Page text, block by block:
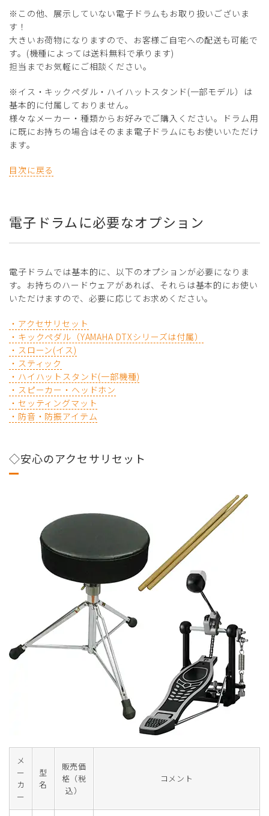
※この他、展示していない電子ドラムもお取り扱いございま
す！
大きいお荷物になりますので、お客様ご自宅への配送も可能で
す。(機種によっては送料無料で承ります)
担当までお気軽にご相談ください。
※イス・キックペダル・ハイハットスタンド(一部モデル）は
基本的に付属しておりません。
様々なメーカー・種類からお好みでご購入ください。ドラム用
に既にお持ちの場合はそのまま電子ドラムにもお使いいただけ
ます。
目次に戻る
電子ドラムに必要なオプション
電子ドラムでは基本的に、以下のオプションが必要になりま
す。お持ちのハードウェアがあれば、それらは基本的にお使い
いただけますので、必要に応じてお求めください。
・アクセサリセット
・キックペダル（YAMAHA DTXシリーズは付属）
・スローン(イス)
・スティック
・ハイハットスタンド(一部機種)
・スピーカー・ヘッドホン
・セッティングマット
・防音・防振アイテム
◇安心のアクセサリセット
メ
ー
カ
ー
型
名
販売価
格（税
込）
コメント